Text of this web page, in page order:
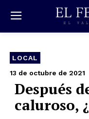
LOCAL
13 de octubre de 2021
Después
caluroso,